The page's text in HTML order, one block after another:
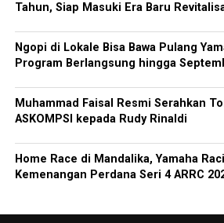
Tahun, Siap Masuki Era Baru
Ngopi di Lokale Bisa Bawa Pulang
Program Berlangsung hingga
Muhammad Faisal Resmi Serahkan
ASKOMPSI kepada Rudy Rinaldi
Home Race di Mandalika, Yamaha
Kemenangan Perdana Seri 4 ARRC